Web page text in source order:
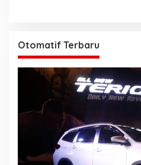
Otomatif Terbaru